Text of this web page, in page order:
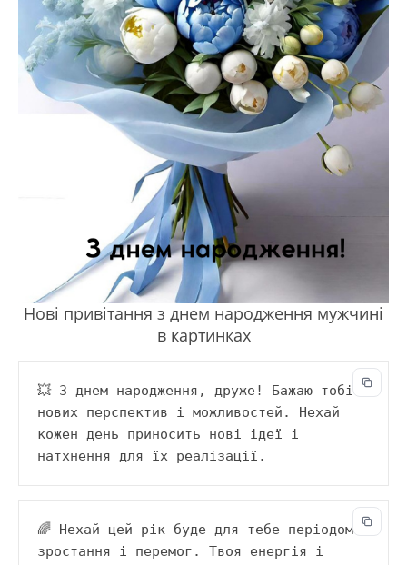
Нові привітання з днем народження мужчині
в картинках
💥 З днем народження, друже! Бажаю тобі
нових перспектив і можливостей. Нехай
кожен день приносить нові ідеї і
натхнення для їх реалізації.
🌈 Нехай цей рік буде для тебе періодом
зростання і перемог. Твоя енергія і